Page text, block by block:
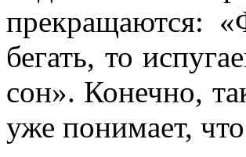
прекращаются:
бегать, то
сон». Конечно,
уже понимает, что